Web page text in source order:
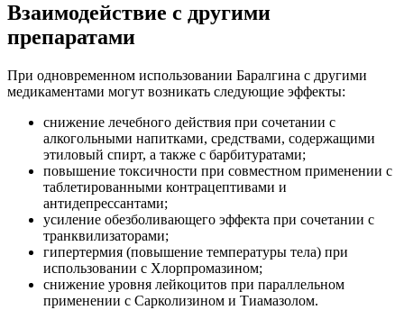
Взаимодействие с другими
препаратами
При одновременном использовании Баралгина с другими
медикаментами могут возникать следующие эффекты:
снижение лечебного действия при сочетании с
алкогольными напитками, средствами, содержащими
этиловый спирт, а также с барбитуратами;
повышение токсичности при совместном применении с
таблетированными контрацептивами и
антидепрессантами;
усиление обезболивающего эффекта при сочетании с
транквилизаторами;
гипертермия (повышение температуры тела) при
использовании с Хлорпромазином;
снижение уровня лейкоцитов при параллельном
применении с Сарколизином и Тиамазолом.